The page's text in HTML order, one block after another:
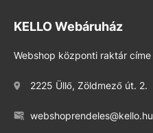
KELLO Webáruház
Webshop központi raktár címe
2225 Üllő, Zöldmező út. 2.
webshoprendeles@kello.hu